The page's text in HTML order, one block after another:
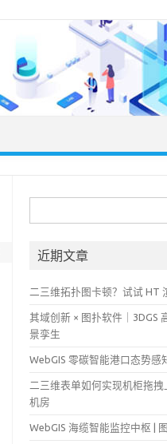
索：
近期文章
二三维拓扑图卡顿？试试 HT
其域创新 × 图扑软件｜3DGS
景孪生
WebGIS 零碳智能港口态势感
二三维表单如何实现机柜拖拽
机房
WebGIS 海缆智能监控中枢 |